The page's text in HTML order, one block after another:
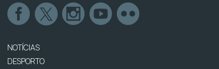
NOTÍCIAS
DESPORTO